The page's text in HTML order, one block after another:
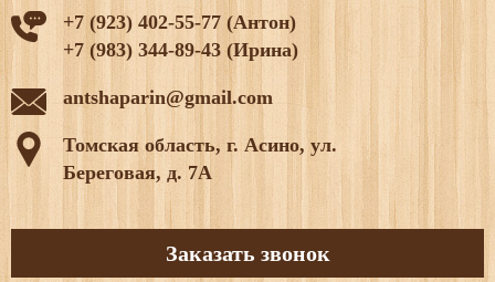
+7 (923) 402-55-77 (Антон)
+7 (983) 344-89-43 (Ирина)
antshaparin@gmail.com
Томская область, г. Асино, ул.
Береговая, д. 7А
Заказать звонок